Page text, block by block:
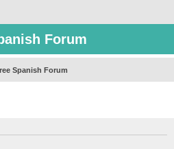
Forum
Spanish Forum